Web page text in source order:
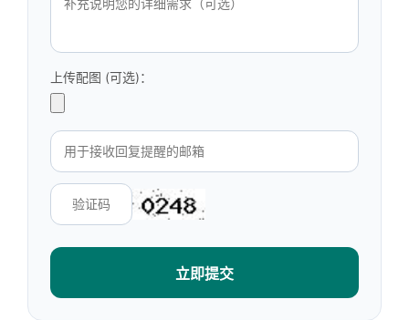
上传配图 (可选)：
立即提交